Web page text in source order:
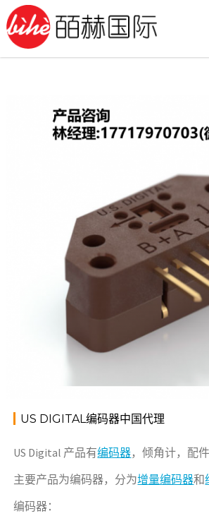
Skip
to
content
2026年4月17日
17717970703（微信同号）
US DIGITAL编码器中国代理
US Digital 产品有编码器，倾角计，配件
主要产品为编码器，分为增量编码器和
编码器：